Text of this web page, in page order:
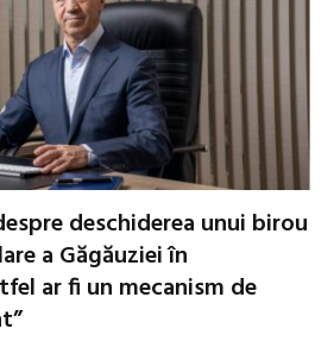
deschiderea unui birou
a Găgăuziei în
ar fi un mecanism de